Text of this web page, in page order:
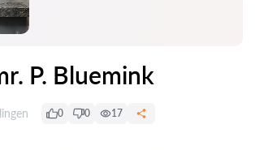
P. Bluemink
0 0 17